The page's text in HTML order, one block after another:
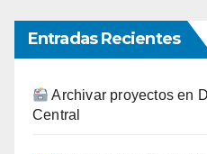
Entradas Recientes
Archivar proyectos en
Central